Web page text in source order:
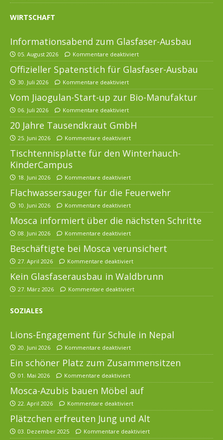
WIRTSCHAFT
Informationsabend zum Glasfaser-Ausbau
05. August 2026 Kommentare deaktiviert
Offizieller Spatenstich für Glasfaser-Ausbau
30. Juli 2026 Kommentare deaktiviert
Vom Jiaogulan-Start-up zur Bio-Manufaktur
06. Juli 2026 Kommentare deaktiviert
20 Jahre Tausendkraut GmbH
25. Juni 2026 Kommentare deaktiviert
Tischtennisplatte für den Winterhauch-
KinderCampus
18. Juni 2026 Kommentare deaktiviert
Flachwassersauger für die Feuerwehr
10. Juni 2026 Kommentare deaktiviert
Mosca informiert über die nächsten Schritte
08. Juni 2026 Kommentare deaktiviert
Beschäftigte bei Mosca verunsichert
27. April 2026 Kommentare deaktiviert
Kein Glasfaserausbau in Waldbrunn
27. März 2026 Kommentare deaktiviert
SOZIALES
Lions-Engagement für Schule in Nepal
20. Juni 2026 Kommentare deaktiviert
Ein schöner Platz zum Zusammensitzen
01. Mai 2026 Kommentare deaktiviert
Mosca-Azubis bauen Möbel auf
22. April 2026 Kommentare deaktiviert
Plätzchen erfreuten Jung und Alt
03. Dezember 2025 Kommentare deaktiviert